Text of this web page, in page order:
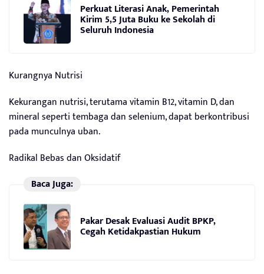
Perkuat Literasi Anak, Pemerintah
Kirim 5,5 Juta Buku ke Sekolah di
Seluruh Indonesia
Kurangnya Nutrisi
Kekurangan nutrisi, terutama vitamin B12, vitamin D, dan
mineral seperti tembaga dan selenium, dapat berkontribusi
pada munculnya uban.
Radikal Bebas dan Oksidatif
Baca Juga:
Pakar Desak Evaluasi Audit BPKP,
Cegah Ketidakpastian Hukum